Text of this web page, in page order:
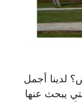
لدينا أجمل
يبحث عنها